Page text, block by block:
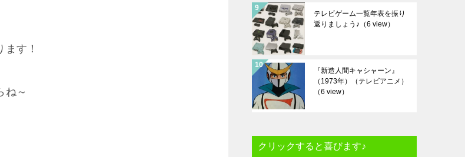
す！
ね～
テレビゲーム一覧年表を振り
返りましょう♪ （6 view）
『新造人間キャシャーン』
（1973年）（テレビアニメ）
（6 view）
クリックすると喜びます♪